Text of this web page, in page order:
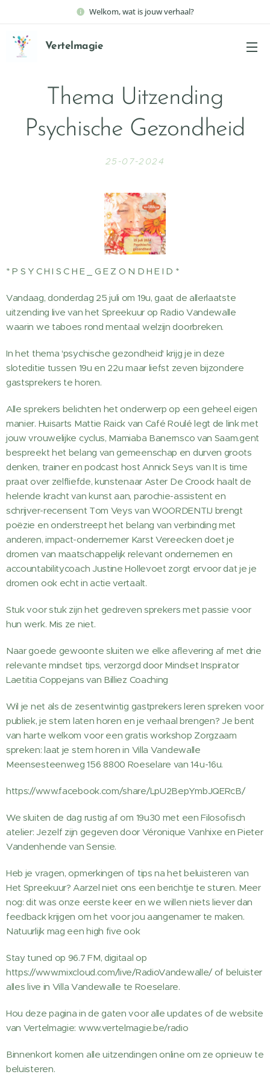
Welkom, wat is jouw verhaal?
Vertelmagie
Thema Uitzending
Psychische Gezondheid
25-07-2024
* P S Y C H I S C H E _ G E Z O N D H E I D *
Vandaag, donderdag 25 juli om 19u, gaat de allerlaatste
uitzending live van het Spreekuur op Radio Vandewalle
waarin we taboes rond mentaal welzijn doorbreken.
In het thema 'psychische gezondheid' krijg je in deze
sloteditie tussen 19u en 22u maar liefst zeven bijzondere
gastsprekers te horen.
Alle sprekers belichten het onderwerp op een geheel eigen
manier. Huisarts Mattie Raick van Café Roulé legt de link met
jouw vrouwelijke cyclus, Mamiaba Banernsco van Saam.gent
bespreekt het belang van gemeenschap en durven groots
denken, trainer en podcast host Annick Seys van It is time
praat over zelfliefde, kunstenaar Aster De Croock haalt de
helende kracht van kunst aan, parochie-assistent en
schrijver-recensent Tom Veys van WOORDENTIJ brengt
poëzie en onderstreept het belang van verbinding met
anderen, impact-ondernemer Karst Vereecken doet je
dromen van maatschappelijk relevant ondernemen en
accountabilitycoach Justine Hollevoet zorgt ervoor dat je je
dromen ook echt in actie vertaalt.
Stuk voor stuk zijn het gedreven sprekers met passie voor
hun werk. Mis ze niet.
Naar goede gewoonte sluiten we elke aflevering af met drie
relevante mindset tips, verzorgd door Mindset Inspirator
Laetitia Coppejans van Billiez Coaching
Wil je net als de zesentwintig gastprekers leren spreken voor
publiek, je stem laten horen en je verhaal brengen? Je bent
van harte welkom voor een gratis workshop Zorgzaam
spreken: laat je stem horen in Villa Vandewalle
Meensesteenweg 156 8800 Roeselare van 14u-16u.
https://www.facebook.com/share/LpU2BepYmbJQERcB/
We sluiten de dag rustig af om 19u30 met een Filosofisch
atelier: Jezelf zijn gegeven door Véronique Vanhixe en Pieter
Vandenhende van Sensie.
Heb je vragen, opmerkingen of tips na het beluisteren van
Het Spreekuur? Aarzel niet ons een berichtje te sturen. Meer
nog: dit was onze eerste keer en we willen niets liever dan
feedback krijgen om het voor jou aangenamer te maken.
Natuurlijk mag een high five ook
Stay tuned op 96.7 FM, digitaal op
https://www.mixcloud.com/live/RadioVandewalle/ of beluister
alles live in Villa Vandewalle te Roeselare.
Hou deze pagina in de gaten voor alle updates of de website
van Vertelmagie: www.vertelmagie.be/radio
Binnenkort komen alle uitzendingen online om ze opnieuw te
beluisteren.